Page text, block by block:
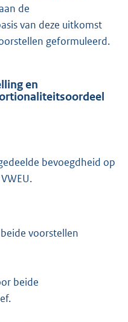
de
van deze uitkomst
geformuleerd.
en
bevoegdheid op
voorstellen
beide